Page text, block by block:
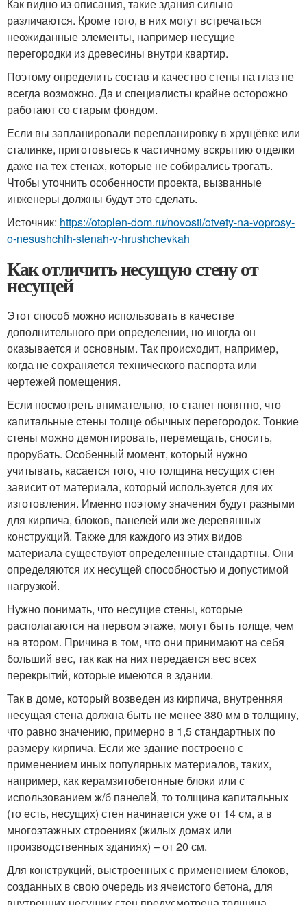
Как видно из описания, такие здания сильно
различаются. Кроме того, в них могут встречаться
неожиданные элементы, например несущие
перегородки из древесины внутри квартир.
Поэтому определить состав и качество стены на глаз не
всегда возможно. Да и специалисты крайне осторожно
работают со старым фондом.
Если вы запланировали перепланировку в хрущёвке или
сталинке, приготовьтесь к частичному вскрытию отделки
даже на тех стенах, которые не собирались трогать.
Чтобы уточнить особенности проекта, вызванные
инженеры должны будут это сделать.
Источник: https://otoplen-dom.ru/novosti/otvety-na-voprosy-
o-nesushchih-stenah-v-hrushchevkah
Как отличить несущую стену от
несущей
Этот способ можно использовать в качестве
дополнительного при определении, но иногда он
оказывается и основным. Так происходит, например,
когда не сохраняется технического паспорта или
чертежей помещения.
Если посмотреть внимательно, то станет понятно, что
капитальные стены толще обычных перегородок. Тонкие
стены можно демонтировать, перемещать, сносить,
прорубать. Особенный момент, который нужно
учитывать, касается того, что толщина несущих стен
зависит от материала, который используется для их
изготовления. Именно поэтому значения будут разными
для кирпича, блоков, панелей или же деревянных
конструкций. Также для каждого из этих видов
материала существуют определенные стандартны. Они
определяются их несущей способностью и допустимой
нагрузкой.
Нужно понимать, что несущие стены, которые
располагаются на первом этаже, могут быть толще, чем
на втором. Причина в том, что они принимают на себя
больший вес, так как на них передается вес всех
перекрытий, которые имеются в здании.
Так в доме, который возведен из кирпича, внутренняя
несущая стена должна быть не менее 380 мм в толщину,
что равно значению, примерно в 1,5 стандартных по
размеру кирпича. Если же здание построено с
применением иных популярных материалов, таких,
например, как керамзитобетонные блоки или с
использованием ж/б панелей, то толщина капитальных
(то есть, несущих) стен начинается уже от 14 см, а в
многоэтажных строениях (жилых домах или
производственных зданиях) – от 20 см.
Для конструкций, выстроенных с применением блоков,
созданных в свою очередь из ячеистого бетона, для